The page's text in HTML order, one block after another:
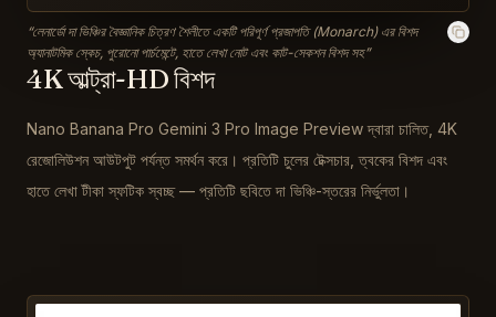
“লেনার্ডো দা ভিঞ্চির বৈজ্ঞানিক চিত্রণ শৈলীতে একটি পরিপূর্ণ প্রজাপতি (Monarch) এর বিশদ
অ্যানাটমিক স্কেচ, পুরোনো পার্চমেন্টে, হাতে লেখা নোট এবং কাট-সেকশন বিশদ সহ”
4K আল্ট্রা-HD বিশদ
Nano Banana Pro Gemini 3 Pro Image Preview দ্বারা চালিত, 4K
রেজোলিউশন আউটপুট পর্যন্ত সমর্থন করে। প্রতিটি চুলের টেক্সচার, ত্বকের বিশদ এবং
হাতে লেখা টীকা স্ফটিক স্বচ্ছ — প্রতিটি ছবিতে দা ভিঞ্চি-স্তরের নির্ভুলতা।